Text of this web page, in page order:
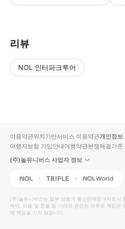
리뷰
NOL 인터파크투어
입니
다.
높
은
순
동
영
상
순
상
이용약관위치기반서비스 이용약관개인정보
여행자보험 가입안내여행약관분쟁해결기준
(주)놀유니버스 사업자 정보
NOL Triple Interpark Global
(주)놀유니버스는 일부 상품의 통신판매중개자로서
예약, 이용 및 환불 등 거래와 관련된 의무와 책임은
체 책임을 지지 않습니다.